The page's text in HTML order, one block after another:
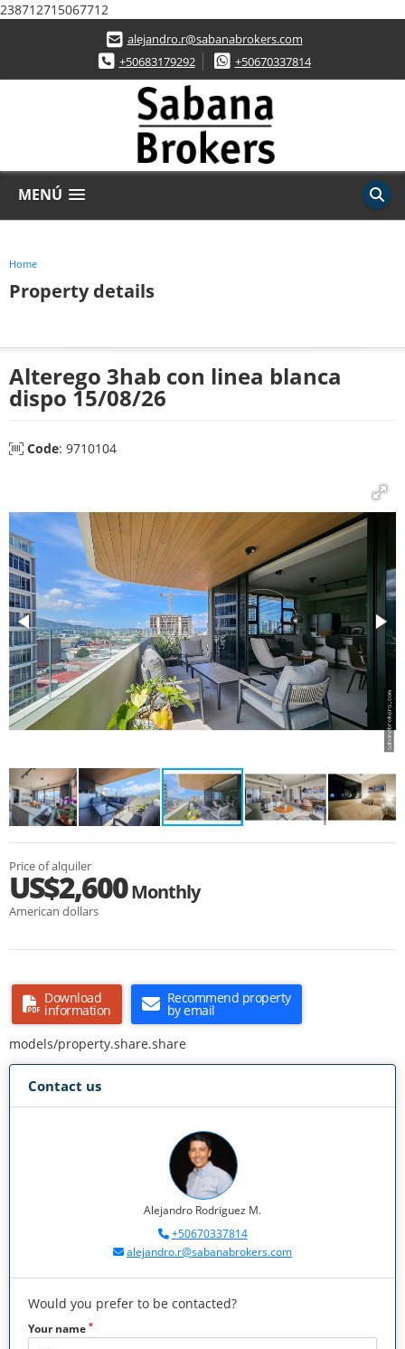
238712715067712
alejandro.r@sabanabrokers.com
+50683179292
+50670337814
MENÚ
Home
Property details
Alterego 3hab con linea blanca
dispo 15/08/26
Code: 9710104
Price of alquiler
US$2,600Monthly
American dollars
Download
information
Recommend property
by email
models/property.share.share
Contact us
Alejandro Rodriguez M.
+50670337814
alejandro.r@sabanabrokers.com
Would you prefer to be contacted?
Your name *